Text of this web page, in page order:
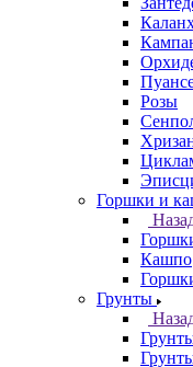
Розы
Горшки и
Кашпо
Грунты